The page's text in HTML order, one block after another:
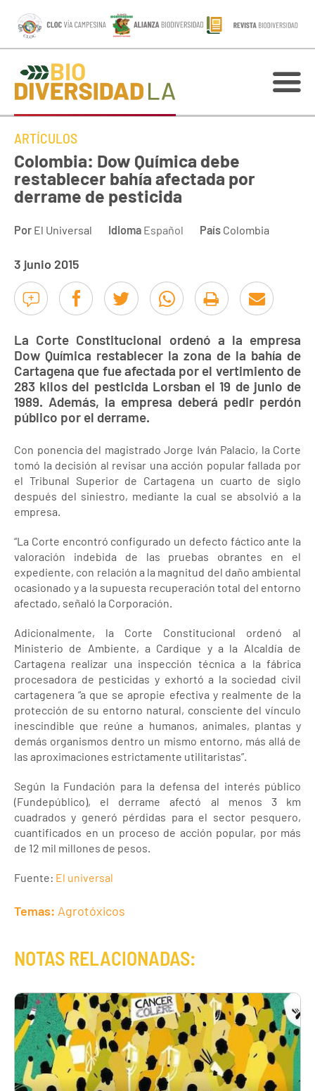
ARTÍCULOS
Colombia: Dow Química debe
restablecer bahía afectada por
derrame de pesticida
Por El Universal Idioma Español País Colombia
3 junio 2015
La Corte Constitucional ordenó a la empresa
Dow Química restablecer la zona de la bahía de
Cartagena que fue afectada por el vertimiento de
283 kilos del pesticida Lorsban el 19 de junio de
1989. Además, la empresa deberá pedir perdón
público por el derrame.
Con ponencia del magistrado Jorge Iván Palacio, la Corte
tomó la decisión al revisar una acción popular fallada por
el Tribunal Superior de Cartagena un cuarto de siglo
después del siniestro, mediante la cual se absolvió a la
empresa.
“La Corte encontró configurado un defecto fáctico ante la
valoración indebida de las pruebas obrantes en el
expediente, con relación a la magnitud del daño ambiental
ocasionado y a la supuesta recuperación total del entorno
afectado, señaló la Corporación.
Adicionalmente, la Corte Constitucional ordenó al
Ministerio de Ambiente, a Cardique y a la Alcaldía de
Cartagena realizar una inspección técnica a la fábrica
procesadora de pesticidas y exhortó a la sociedad civil
cartagenera “a que se apropie efectiva y realmente de la
protección de su entorno natural, consciente del vínculo
inescindible que reúne a humanos, animales, plantas y
demás organismos dentro un mismo entorno, más allá de
las aproximaciones estrictamente utilitaristas”.
Según la Fundación para la defensa del interés público
(Fundepúblico), el derrame afectó al menos 3 km
cuadrados y generó pérdidas para el sector pesquero,
cuantificados en un proceso de acción popular, por más
de 12 mil millones de pesos.
Fuente: El universal
Temas: Agrotóxicos
NOTAS RELACIONADAS: